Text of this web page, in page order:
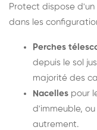
Protect dispose
dans les
Perches
depuis le sol
majorité des
Nacelles pour
d'immeuble,
autrement.